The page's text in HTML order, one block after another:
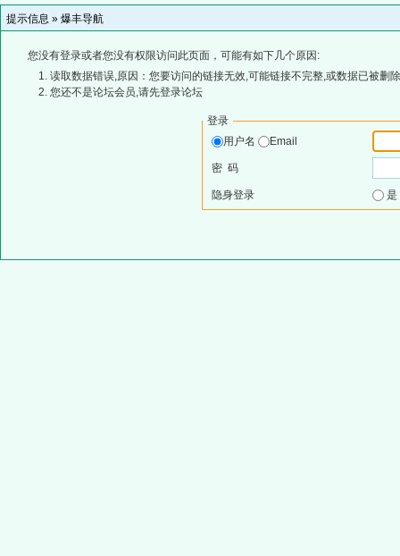
提示信息 » 爆丰导航
您没有登录或者您没有权限访问此页面，可能有如下几个原因:
读取数据错误,原因：您要访问的链接无效,可能链接不完整,或数据已被删
您还不是论坛会员,请先登录论坛
登录
用户名
Email
密 码
隐身登录